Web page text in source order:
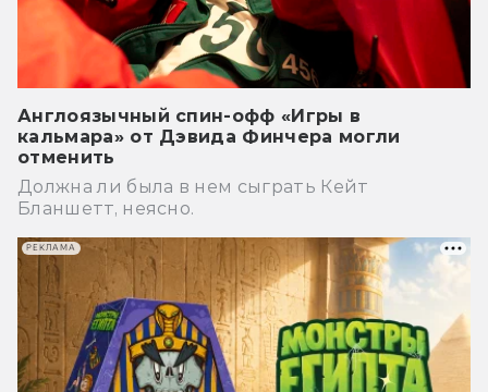
Англоязычный спин-офф «Игры в
кальмара» от Дэвида Финчера могли
отменить
Должна ли была в нем сыграть Кейт
Бланшетт, неясно.
РЕКЛАМА